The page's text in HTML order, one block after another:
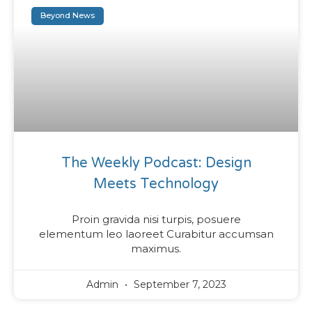
Beyond News
The Weekly Podcast: Design
Meets Technology
Proin gravida nisi turpis, posuere
elementum leo laoreet Curabitur accumsan
maximus.
Admin September 7, 2023